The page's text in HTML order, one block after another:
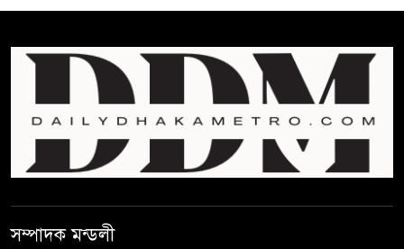
শেখ হাসিনা দেশে ফিরে আসুক,
গণহত্যার দায়ে কারাগারে যাক :
আইনমন্ত্রী
বিলুপ্ত হচ্ছে র‍্যাব,নতুন বাহিনী
‘স্পেশাল রেসপন্স ব্যাটালিয়ন’
সম্পাদক মন্ডলী